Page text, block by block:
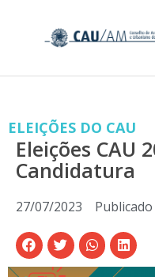
ELEIÇÕES DO CAU
Eleições CAU
Candidatura
27/07/2023 Publicado